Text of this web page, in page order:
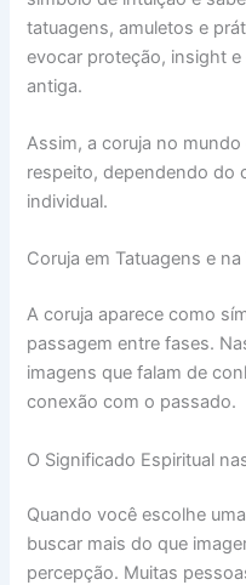
tatuagens, amuletos e
evocar proteção, insight
antiga.
Assim, a coruja no
respeito, dependendo do
individual.
Coruja em Tatuagens e
A coruja aparece como
passagem entre fases.
imagens que falam de
conexão com o passado.
O Significado Espiritual
Quando você escolhe
buscar mais do que
percepção. Muitas